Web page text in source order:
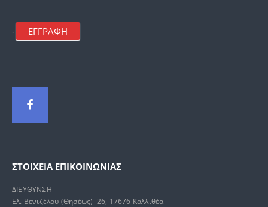
. ΕΓΓΡΑΦΗ
ΣΤΟΙΧΕΊΑ ΕΠΙΚΟΙΝΩΝΊΑΣ
ΔΙΕΥΘΥΝΣΗ
Ελ. Βενιζέλου (Θησέως) 26, 17676 Καλλιθέα